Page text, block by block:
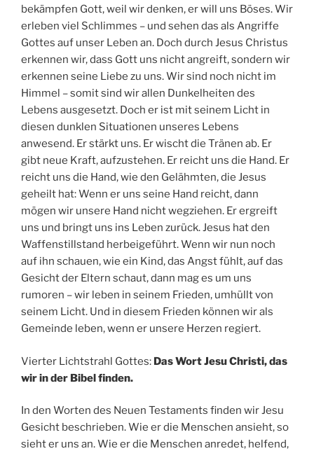
bekämpfen Gott, weil wir denken, er will uns Böses. Wir
erleben viel Schlimmes – und sehen das als Angriffe
Gottes auf unser Leben an. Doch durch Jesus Christus
erkennen wir, dass Gott uns nicht angreift, sondern wir
erkennen seine Liebe zu uns. Wir sind noch nicht im
Himmel – somit sind wir allen Dunkelheiten des
Lebens ausgesetzt. Doch er ist mit seinem Licht in
diesen dunklen Situationen unseres Lebens
anwesend. Er stärkt uns. Er wischt die Tränen ab. Er
gibt neue Kraft, aufzustehen. Er reicht uns die Hand. Er
reicht uns die Hand, wie den Gelähmten, die Jesus
geheilt hat: Wenn er uns seine Hand reicht, dann
mögen wir unsere Hand nicht wegziehen. Er ergreift
uns und bringt uns ins Leben zurück. Jesus hat den
Waffenstillstand herbeigeführt. Wenn wir nun noch
auf ihn schauen, wie ein Kind, das Angst fühlt, auf das
Gesicht der Eltern schaut, dann mag es um uns
rumoren – wir leben in seinem Frieden, umhüllt von
seinem Licht. Und in diesem Frieden können wir als
Gemeinde leben, wenn er unsere Herzen regiert.
Vierter Lichtstrahl Gottes: Das Wort Jesu Christi, das
wir in der Bibel finden.
In den Worten des Neuen Testaments finden wir Jesu
Gesicht beschrieben. Wie er die Menschen ansieht, so
sieht er uns an. Wie er die Menschen anredet, helfend,